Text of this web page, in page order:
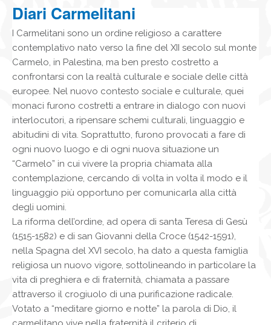
ICONE
IMMAGINI
OGGETTISTICA
NEWS
CONTATTI
Diari Carmelitani
I Carmelitani sono un ordine religioso a carattere
contemplativo nato verso la fine del XII secolo sul monte
Carmelo, in Palestina, ma ben presto costretto a
confrontarsi con la realtà culturale e sociale delle città
europee. Nel nuovo contesto sociale e culturale, quei
monaci furono costretti a entrare in dialogo con nuovi
interlocutori, a ripensare schemi culturali, linguaggio e
abitudini di vita. Soprattutto, furono provocati a fare di
ogni nuovo luogo e di ogni nuova situazione un
“Carmelo” in cui vivere la propria chiamata alla
contemplazione, cercando di volta in volta il modo e il
linguaggio più opportuno per comunicarla alla città
degli uomini.
La riforma dell’ordine, ad opera di santa Teresa di Gesù
(1515-1582) e di san Giovanni della Croce (1542-1591),
nella Spagna del XVI secolo, ha dato a questa famiglia
religiosa un nuovo vigore, sottolineando in particolare la
vita di preghiera e di fraternità, chiamata a passare
attraverso il crogiuolo di una purificazione radicale.
Votato a “meditare giorno e notte” la parola di Dio, il